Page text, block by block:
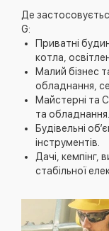
Де
G:
Приватні
котла,
Малий бізнес
обладнання,
Майстерні та
та обладнання.
Будівельні
інструментів.
Дачі, кемпінг,
стабільної